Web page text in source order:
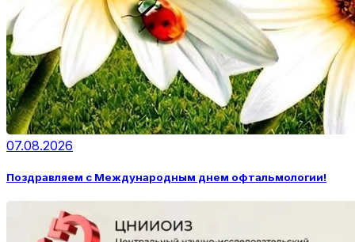
07.08.2026
Поздравляем с Международным днем офтальмологии!